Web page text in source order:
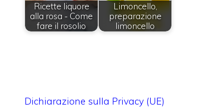
Ricette liquore
alla rosa - Come
fare il rosolio
Limoncello,
preparazione
limoncello
Dichiarazione sulla Privacy (UE)